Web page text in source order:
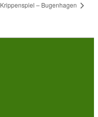
Krippenspiel – Bugenhagen